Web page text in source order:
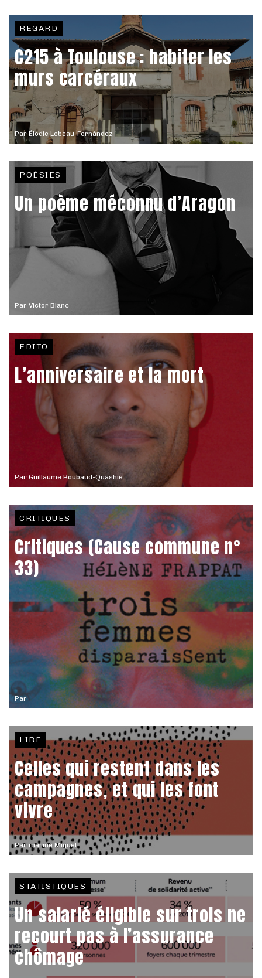
Par Élodie Lebeau-Fernández
REGARD
C215 à Toulouse : habiter les
murs carcéraux
Par Victor Blanc
POÉSIES
Un poème méconnu d’Aragon
Par Guillaume Roubaud-Quashie
EDITO
L’anniversaire et la mort
Par
CRITIQUES
Critiques (Cause commune n°
33)
Par marine Miquel
LIRE
Celles qui restent dans les
campagnes, et qui les font
vivre
STATISTIQUES
Un salarié éligible sur trois ne
recourt pas à l’assurance
chômage